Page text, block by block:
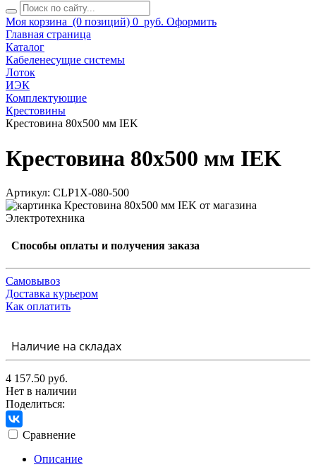
Моя корзина (0 позиций) 0 руб. Оформить
Главная страница
Каталог
Кабеленесущие системы
Лоток
ИЭК
Комплектующие
Крестовины
Крестовина 80х500 мм IEK
Крестовина 80х500 мм IEK
Артикул: CLP1X-080-500
Способы оплаты и получения заказа
Самовывоз
Доставка курьером
Как оплатить
Наличие на складах
4 157.50 руб.
Нет в наличии
Поделиться:
Сравнение
Описание